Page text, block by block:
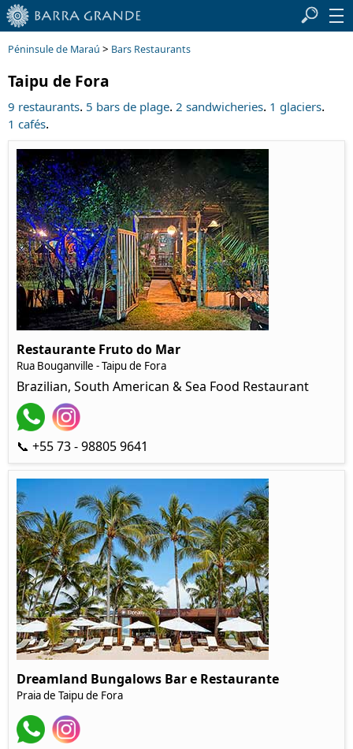
Péninsule de Maraú > Bars Restaurants
Taipu de Fora
9 restaurants. 5 bars de plage. 2 sandwicheries. 1 glaciers.
1 cafés.
Restaurante Fruto do Mar
Rua Bouganville - Taipu de Fora
Brazilian, South American & Sea Food Restaurant
📞 +55 73 - 98805 9641
Dreamland Bungalows Bar e Restaurante
Praia de Taipu de Fora